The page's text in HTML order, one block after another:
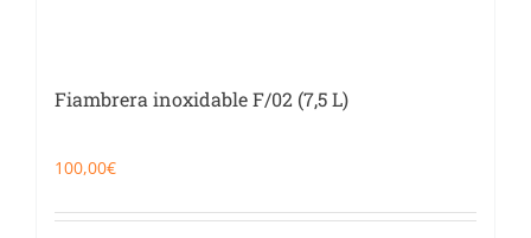
Fiambrera inoxidable F/02 (7,5 L)
100,00€